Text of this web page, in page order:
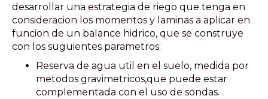
desarrollar una estrategia de riego que tenga en
consideracion los momentos y laminas a aplicar en
funcion de un balance hidrico, que se construye
con los suguientes parametros:
Reserva de agua util en el suelo, medida por
metodos gravimetricos,que puede estar
complementada con el uso de sondas.